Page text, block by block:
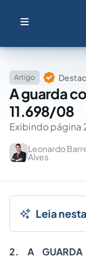
Artigo
A guarda
11.698/08
Exibindo página
Leonardo
Alves
Leia
2. A GUARDA